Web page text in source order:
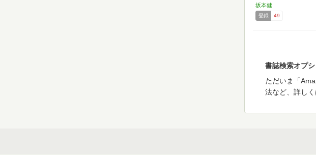
坂本健
登録 49
書誌検索オプ
ただいま「
法など、詳しく